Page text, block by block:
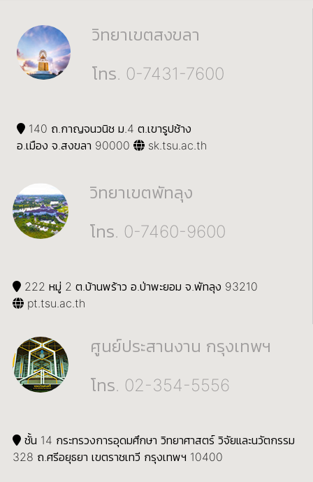
วิทยาเขตสงขลา
โทร. 0-7431-7600
140 ถ.กาญจนวนิช ม.4 ต.เขารูปช้าง
อ.เมือง จ.สงขลา 90000
sk.tsu.ac.th
วิทยาเขตพัทลุง
โทร. 0-7460-9600
222 หมู่ 2 ต.บ้านพร้าว อ.ป่าพะยอม จ.พัทลุง 93210
pt.tsu.ac.th
ศูนย์ประสานงาน กรุงเทพฯ
โทร. 02-354-5556
ชั้น 14 กระทรวงการอุดมศึกษา วิทยาศาสตร์ วิจัยและนวัตกรรม
328 ถ.ศรีอยุธยา เขตราชเทวี กรุงเทพฯ 10400